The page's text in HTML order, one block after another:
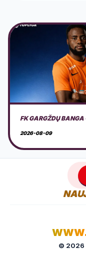
PALANGOS PARKO
2026-08-12
© 2026 |